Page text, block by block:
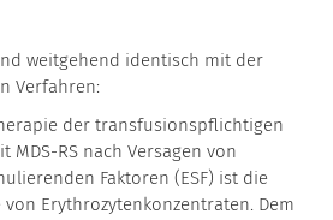
weitgehend identisch mit der
Verfahren:
der transfusionspflichtigen
MDS-RS nach Versagen von
Faktoren (ESF) ist die
von Erythrozytenkonzentraten. Dem